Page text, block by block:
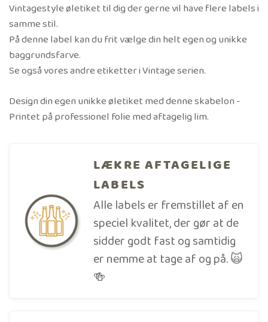
Vintagestyle øletiket til dig der gerne vil have flere labels i
samme stil.
På denne label kan du frit vælge din helt egen og unikke
baggrundsfarve.
Se også vores andre etiketter i Vintage serien.
Design din egen unikke øletiket med denne skabelon -
Printet på professionel folie med aftagelig lim.
LÆKRE AFTAGELIGE
LABELS
Alle labels er fremstillet af en
speciel kvalitet, der gør at de
sidder godt fast og samtidig
er nemme at tage af og på. 🙀
🍻